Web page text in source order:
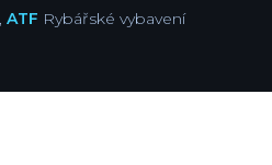
ATF Rybářské vybavení